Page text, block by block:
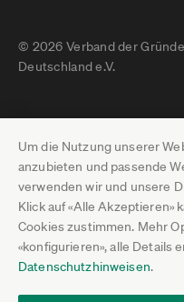
Um die Nutzung unserer
anzubieten und passende
verwenden wir und unsere
Klick auf «Alle Akzeptieren»
Cookies zustimmen. Mehr
«konfigurieren», alle Details
Datenschutzhinweisen.
© 2026 Verband der
Deutschland e.V.
Impressum
Datenschutz
Pressebereich
Jobs